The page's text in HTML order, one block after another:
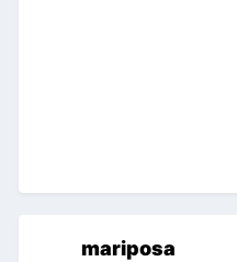
mariposa